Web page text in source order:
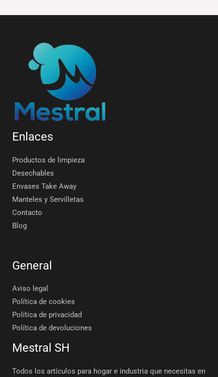
Enlaces
Productos de limpieza
Desechables
Envases Take Away
Manteles y Servilletas
Contacto
Blog
General
Aviso legal
Política de cookies
Política de privacidad
Política de devoluciones
Mestral SH
Todos los artículos para hogar e industria que necesitas en